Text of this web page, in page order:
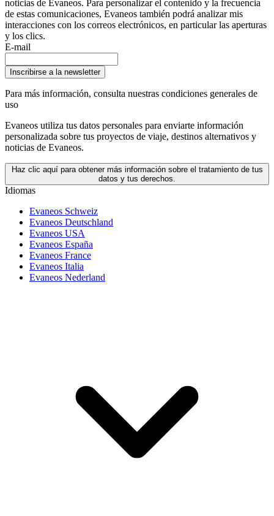
noticias de Evaneos. Para personalizar el contenido y la frecuencia
de estas comunicaciones, Evaneos también podrá analizar mis
interacciones con los correos electrónicos, en particular las aperturas
y los clics.
E-mail
Inscribirse a la newsletter
Para más información, consulta nuestras condiciones generales de
uso
Evaneos utiliza tus datos personales para enviarte información
personalizada sobre tus proyectos de viaje, destinos alternativos y
noticias de Evaneos.
Haz clic aquí para obtener más información sobre el tratamiento de tus
datos y tus derechos.
Idiomas
Evaneos Schweiz
Evaneos Deutschland
Evaneos USA
Evaneos España
Evaneos France
Evaneos Italia
Evaneos Nederland